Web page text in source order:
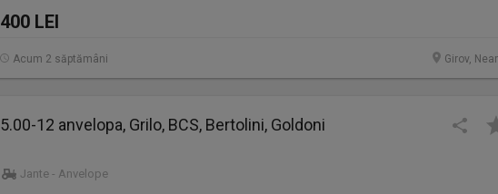
400 LEI
Girov,
Acum 2 săptămâni
5.00-12 anvelopa, Grilo, BCS, Bertolini, Goldoni
Jante - Anvelope